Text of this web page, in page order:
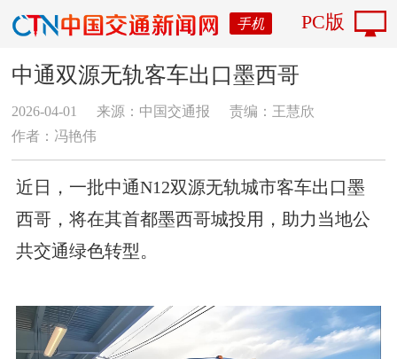
手机 PC版
中通双源无轨客车出口墨西哥
2026-04-01 来源：中国交通报
责编：王慧欣
作者：冯艳伟
近日，一批中通N12双源无轨城市客车出口墨
西哥，将在其首都墨西哥城投用，助力当地公
共交通绿色转型。